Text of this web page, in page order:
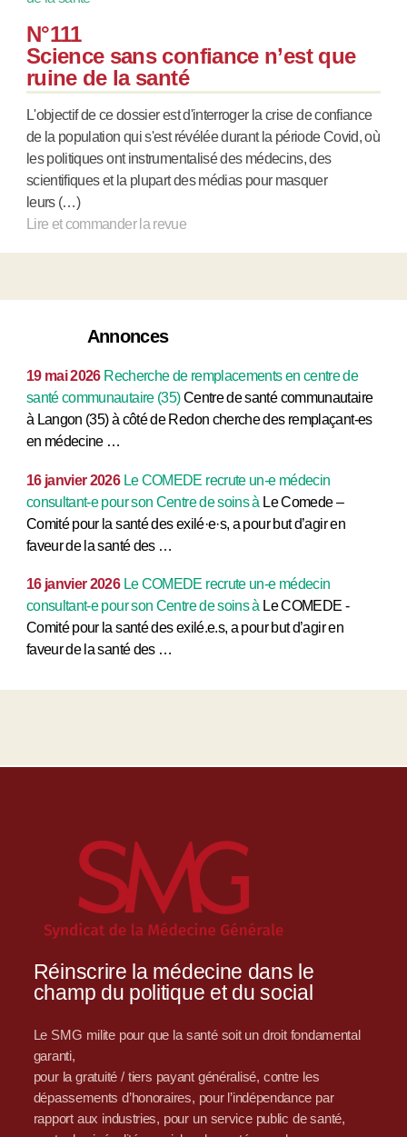
N°111
Science sans confiance n’est que
ruine de la santé
L'objectif de ce dossier est d'interroger la crise de confiance
de la population qui s'est révélée durant la période Covid, où
les politiques ont instrumentalisé des médecins, des
scientifiques et la plupart des médias pour masquer
leurs (…)
Lire et commander la revue
Annonces
19 mai 2026 Recherche de remplacements en centre de
santé communautaire (35) Centre de santé communautaire
à Langon (35) à côté de Redon cherche des remplaçant-es
en médecine …
16 janvier 2026 Le COMEDE recrute un-e médecin
consultant-e pour son Centre de soins à Le Comede –
Comité pour la santé des exilé·e·s, a pour but d’agir en
faveur de la santé des …
16 janvier 2026 Le COMEDE recrute un-e médecin
consultant-e pour son Centre de soins à Le COMEDE -
Comité pour la santé des exilé.e.s, a pour but d’agir en
faveur de la santé des …
Réinscrire la médecine dans le
champ du politique et du social
Le SMG milite pour que la santé soit un droit fondamental
garanti,
pour la gratuité / tiers payant généralisé, contre les
dépassements d’honoraires, pour l’indépendance par
rapport aux industries, pour un service public de santé,